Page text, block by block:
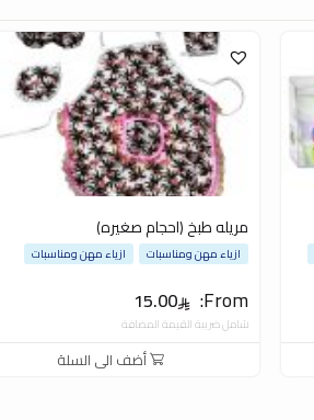
مريله طبخ (احجام صغيره)
From:
15.00
ازياء مهن ومناسبات ازياء مهن ومناسبات
شامل ضريبة القيمة المضافة
أضف الى السلة